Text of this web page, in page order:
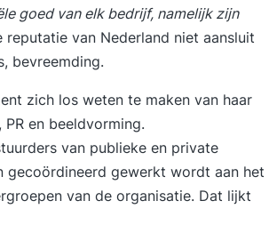
goed van elk bedrijf, namelijk zijn
van Nederland niet aansluit
bevreemding.
zich los weten te maken van haar
en beeldvorming.
van publieke en private
gecoördineerd gewerkt wordt aan het
van de organisatie. Dat lijkt